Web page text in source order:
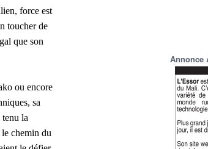
force est
toucher de
que son
ou encore
sa
tenu la
le chemin du
Annonce